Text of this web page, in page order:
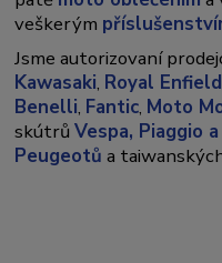
veškerým
Jsme autorizovaní
Kawasaki, Royal Enfield
Benelli, Fantic, Moto
skútrůVespa, Piaggio
Peugeotů a